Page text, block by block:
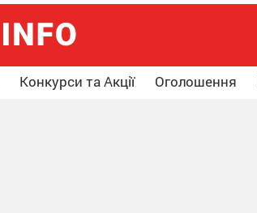
Конкурси та Акції Оголошення